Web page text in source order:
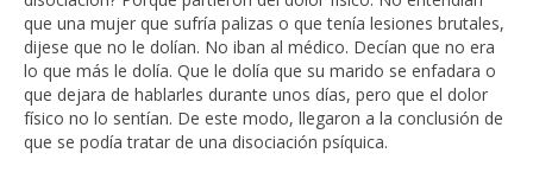
que una mujer que sufría palizas o que tenía lesiones brutales,
dijese que no le dolían. No iban al médico. Decían que no era
lo que más le dolía. Que le dolía que su marido se enfadara o
que dejara de hablarles durante unos días, pero que el dolor
físico no lo sentían. De este modo, llegaron a la conclusión de
que se podía tratar de una disociación psíquica.